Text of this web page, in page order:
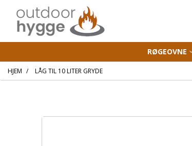
RØGEOVNE
HJEM LÅG TIL 10 LITER GRYDE